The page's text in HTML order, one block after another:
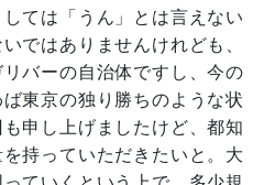
ては「うん」とは言えない
ではありませんけれども、
バーの自治体ですし、今の
東京の独り勝ちのような状
申し上げましたけど、都知
持っていただきたいと。大